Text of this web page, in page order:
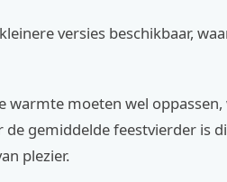
versies beschikbaar,
warmte moeten wel
gemiddelde feestvierder is
plezier.